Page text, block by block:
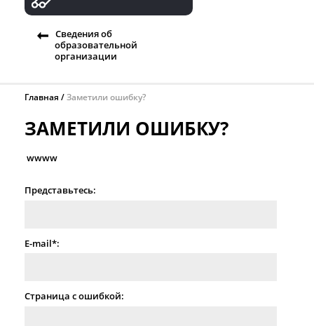
Сведения об
образовательной
организации
Главная Заметили ошибку?
ЗАМЕТИЛИ ОШИБКУ?
wwww
Представьтесь:
E-mail*:
Страница с ошибкой: